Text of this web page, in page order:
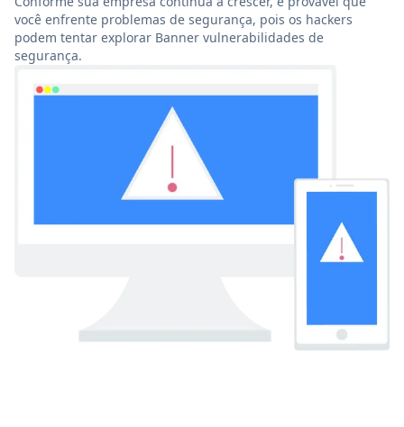
você enfrente problemas de segurança, pois os hackers
podem tentar explorar Banner vulnerabilidades de
segurança.